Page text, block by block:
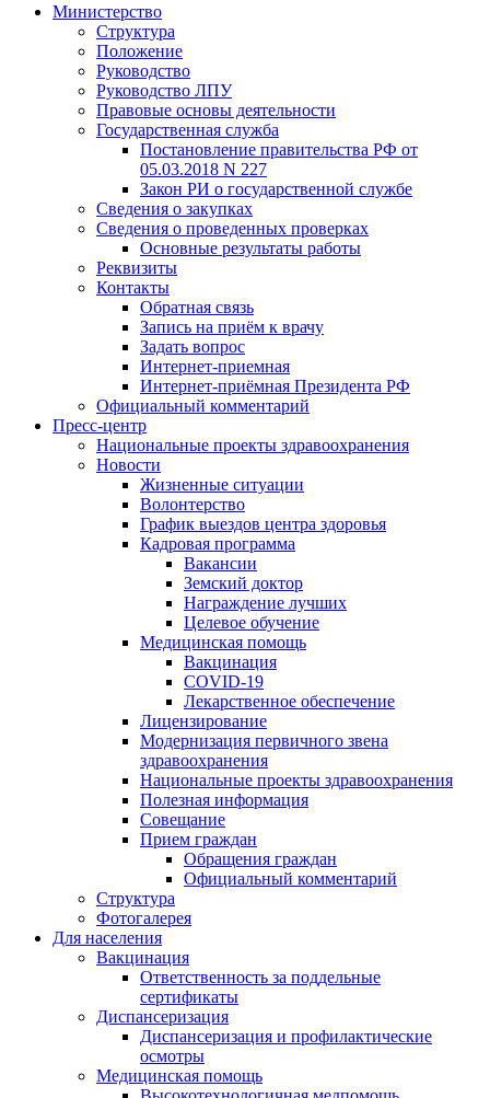
Министерство
Структура
Положение
Руководство
Руководство ЛПУ
Правовые основы деятельности
Государственная служба
Постановление правительства РФ от
05.03.2018 N 227
Закон РИ о государственной службе
Сведения о закупках
Сведения о проведенных проверках
Основные результаты работы
Реквизиты
Контакты
Обратная связь
Запись на приём к врачу
Задать вопрос
Интернет-приемная
Интернет-приёмная Президента РФ
Официальный комментарий
Пресс-центр
Национальные проекты здравоохранения
Новости
Жизненные ситуации
Волонтерство
График выездов центра здоровья
Кадровая программа
Вакансии
Земский доктор
Награждение лучших
Целевое обучение
Медицинская помощь
Вакцинация
COVID-19
Лекарственное обеспечение
Лицензирование
Модернизация первичного звена
здравоохранения
Национальные проекты здравоохранения
Полезная информация
Совещание
Прием граждан
Обращения граждан
Официальный комментарий
Структура
Фотогалерея
Для населения
Вакцинация
Ответственность за поддельные
сертификаты
Диспансеризация
Диспансеризация и профилактические
осмотры
Медицинская помощь